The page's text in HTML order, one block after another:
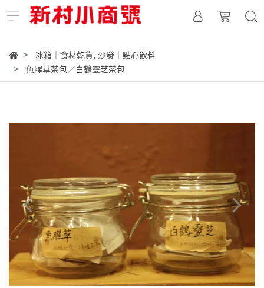
冰箱｜食材乾貨, 沙發｜點心飲料
魚腥草茶包／白鶴靈芝茶包